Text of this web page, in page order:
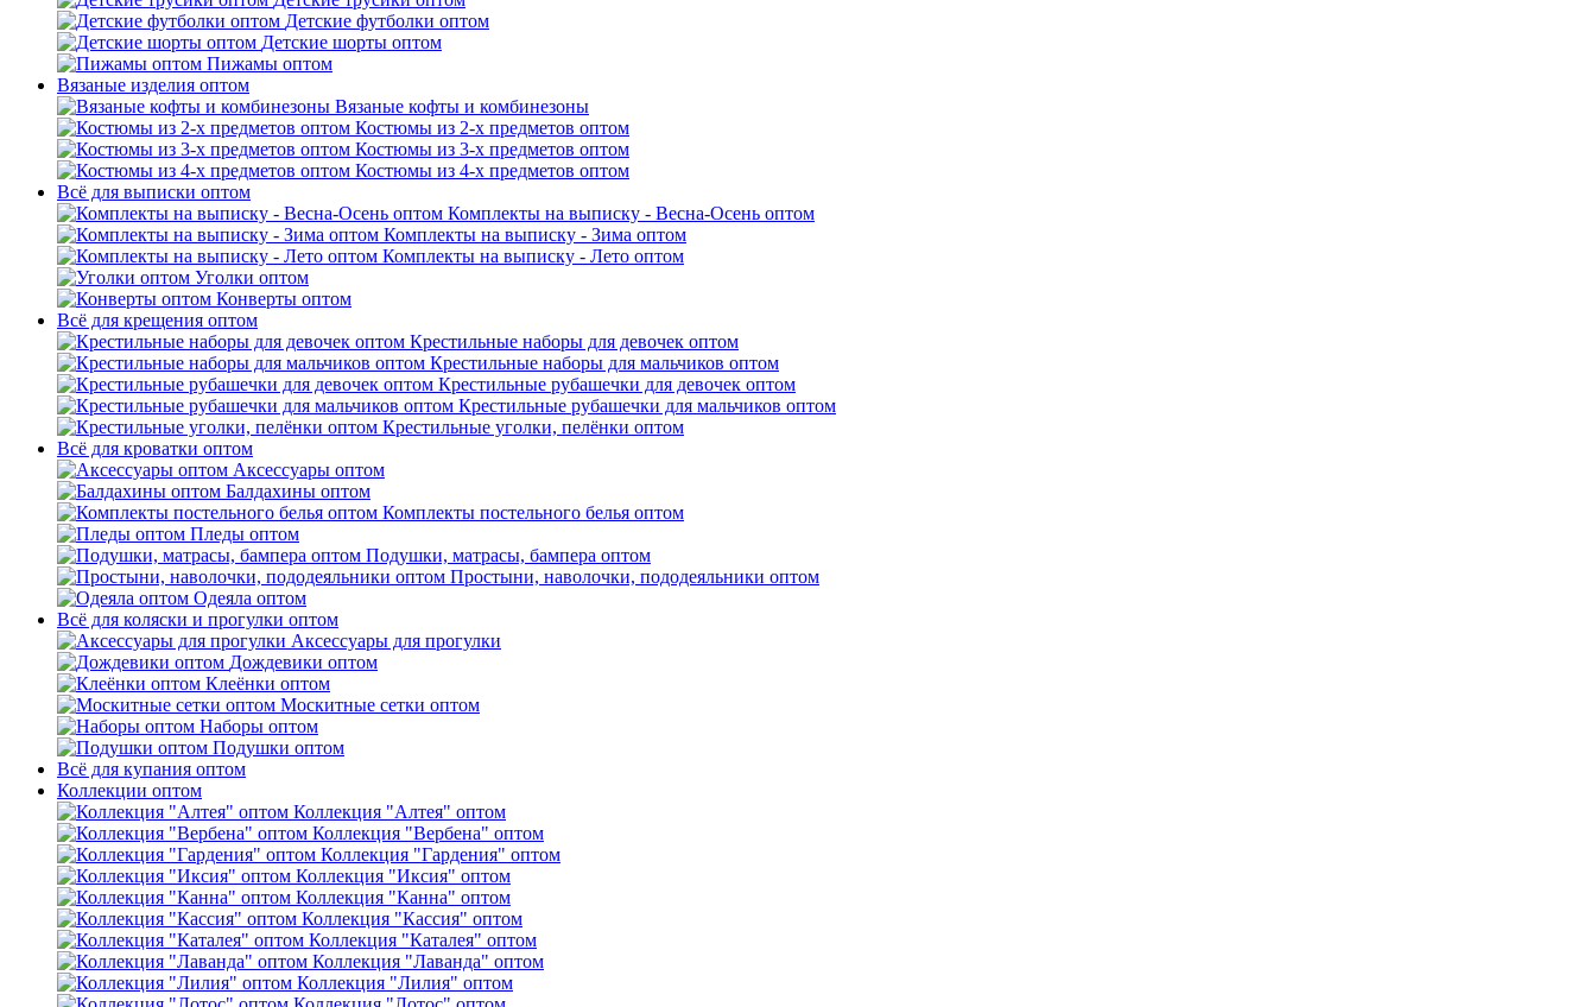
Детские футболки оптом
Детские шорты оптом
Пижамы оптом
Вязаные изделия оптом
Вязаные кофты и комбинезоны
Костюмы из 2-х предметов оптом
Костюмы из 3-х предметов оптом
Костюмы из 4-х предметов оптом
Всё для выписки оптом
Комплекты на выписку - Весна-Осень оптом
Комплекты на выписку - Зима оптом
Комплекты на выписку - Лето оптом
Уголки оптом
Конверты оптом
Всё для крещения оптом
Крестильные наборы для девочек оптом
Крестильные наборы для мальчиков оптом
Крестильные рубашечки для девочек оптом
Крестильные рубашечки для мальчиков оптом
Крестильные уголки, пелёнки оптом
Всё для кроватки оптом
Аксессуары оптом
Балдахины оптом
Комплекты постельного белья оптом
Пледы оптом
Подушки, матрасы, бампера оптом
Простыни, наволочки, пододеяльники оптом
Одеяла оптом
Всё для коляски и прогулки оптом
Аксессуары для прогулки
Дождевики оптом
Клеёнки оптом
Москитные сетки оптом
Наборы оптом
Подушки оптом
Всё для купания оптом
Коллекции оптом
Коллекция "Алтея" оптом
Коллекция "Вербена" оптом
Коллекция "Гардения" оптом
Коллекция "Иксия" оптом
Коллекция "Канна" оптом
Коллекция "Кассия" оптом
Коллекция "Каталея" оптом
Коллекция "Лаванда" оптом
Коллекция "Лилия" оптом